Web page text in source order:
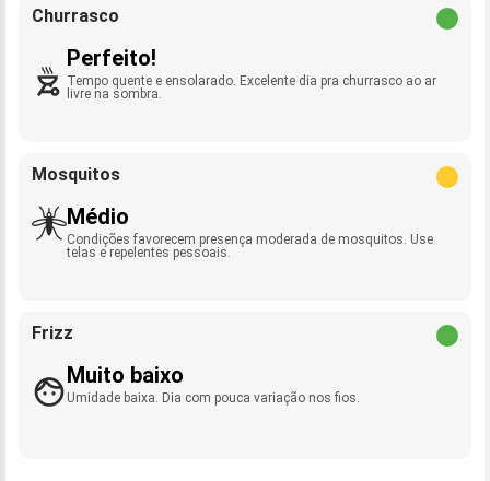
Churrasco
Perfeito!
Tempo quente e ensolarado. Excelente dia pra churrasco ao ar
livre na sombra.
Mosquitos
Médio
Condições favorecem presença moderada de mosquitos. Use
telas e repelentes pessoais.
Frizz
Muito baixo
Umidade baixa. Dia com pouca variação nos fios.